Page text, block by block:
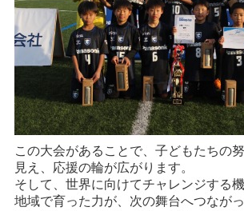
この大会があることで、子どもたちの
見え、応援の輪が広がります。
そして、世界に向けてチャレンジする
地域で育った力が、次の舞台へつな